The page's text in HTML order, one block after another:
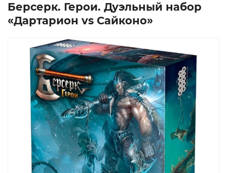
Берсерк. Герои. Дуэльный набор
«Дартарион vs Сайконо»